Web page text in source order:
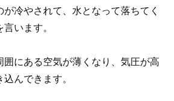
冷やされて、水となって落ちてく
います。
囲にある空気が薄くなり、気圧が高
んできます。